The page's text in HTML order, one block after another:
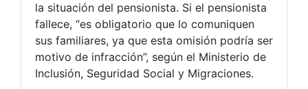
la situación del pensionista. Si el pensionista
fallece, “es obligatorio que lo comuniquen
sus familiares, ya que esta omisión podría ser
motivo de infracción”, según el Ministerio de
Inclusión, Seguridad Social y Migraciones.